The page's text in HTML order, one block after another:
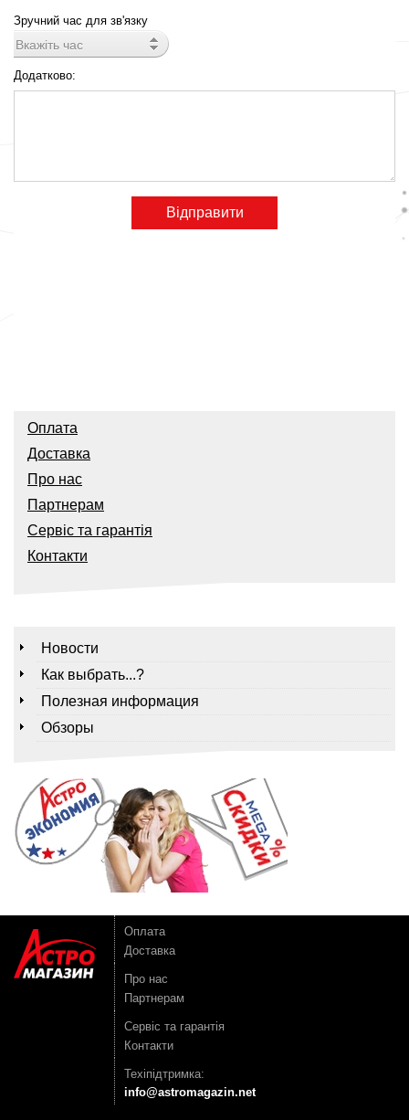
Оплата
Доставка
Про нас
Партнерам
Сервіс та гарантія
Контакти
Новости
Как выбрать...?
Полезная информация
Обзоры
Зручний час для зв'язку
Вкажіть час
Додатково:
Оплата
Доставка
Про нас
Партнерам
Сервіс та гарантія
Контакти
Техіпідтримка:
info@astromagazin.net